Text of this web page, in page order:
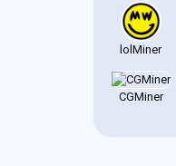
lolMiner
CGMiner